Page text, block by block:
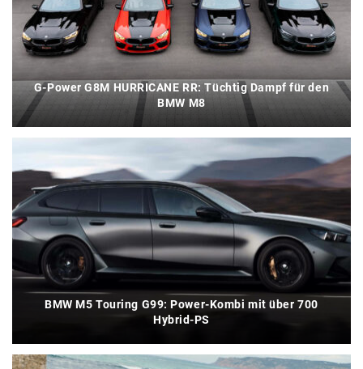
G-Power G8M HURRICANE RR: Tüchtig Dampf für den
BMW M8
BMW M5 Touring G99: Power-Kombi mit über 700
Hybrid-PS